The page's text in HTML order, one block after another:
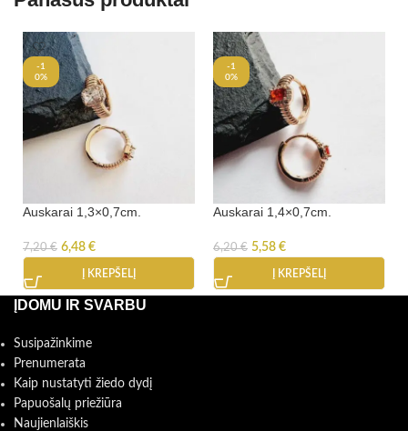
-1
0%
Auskarai 1,3×0,7cm.
7,20€ 6,48 €
Į KREPŠELĮ
-1
0%
Auskarai 1,4×0,7cm.
6,20€ 5,58 €
Į KREPŠELĮ
ĮDOMU IR SVARBU
Susipažinkime
Prenumerata
Kaip nustatyti žiedo dydį
Papuošalų priežiūra
Naujienlaiškis